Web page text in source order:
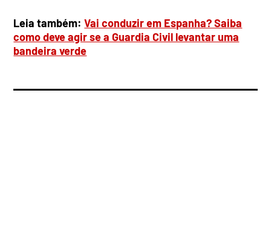
Leia também:Vai conduzir em Espanha? Saiba
como deve agir se a Guardia Civil levantar uma
bandeira verde